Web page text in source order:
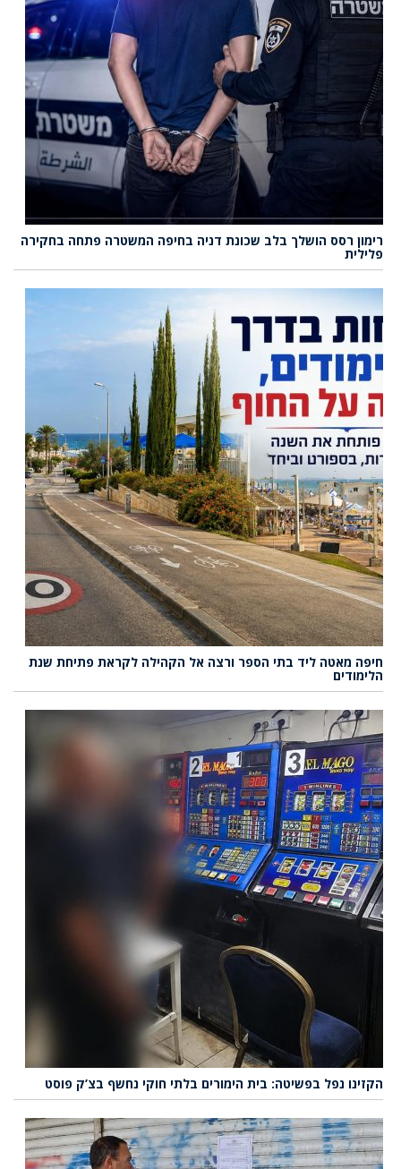
רימון רסס הושלך בלב שכונת דניה בחיפה המשטרה פתחה בחקירה
פלילית
חיפה מאטה ליד בתי הספר ורצה אל הקהילה לקראת פתיחת שנת
הלימודים
הקזינו נפל בפשיטה: בית הימורים בלתי חוקי נחשף בצ’ק פוסט